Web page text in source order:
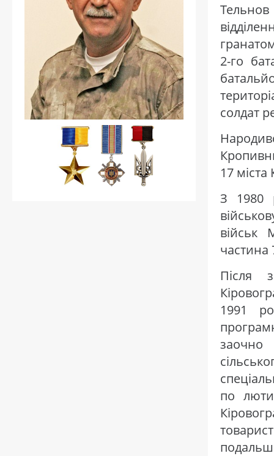
2-го
солдат
17 міста
З 1980
військ
частина
Після
1991
по